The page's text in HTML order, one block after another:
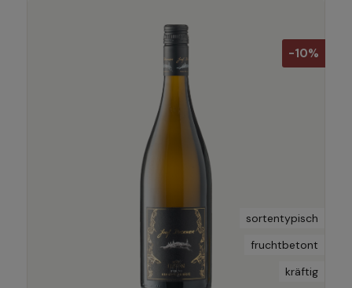
-10%
sortentypisch
fruchtbetont
kräftig